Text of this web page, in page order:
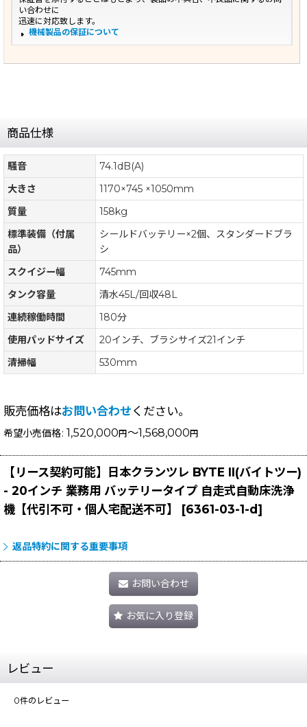
い合わせに
迅速に対応致します。
機械製品の保証について
商品仕様
騒音
74.1dB(A)
大きさ
1170×745 ×1050mm
質量
158kg
標準装備（付属
品）
シールドバッテリー×2個、スタンダードブラ
シ
スクイジー幅
745mm
タンク容量
清水45L/回収48L
連続稼働時間
180分
使用パッドサイズ
20インチ、ブラシサイズ21インチ
清掃幅
530mm
販売価格はお問い合わせください。
希望小売価格: 1,520,000 円 ～1,568,000 円
【リース契約可能】日本クランツレ BYTE II(バイトツー)
- 20インチ 業務用 バッテリータイプ 自走式自動床洗浄
機【代引不可・個人宅配送不可】
[6361-03-1-d]
返品特約に関する重要事項
お問い合わせ
お気に入り登録
レビュー
0件のレビュー